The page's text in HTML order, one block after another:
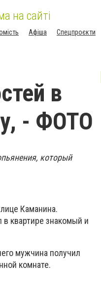
на сайті
Афіша Спецпроєкти
в
- ФОТО
который
Каманина.
в квартире знакомый и
мужчина получил
комнате.